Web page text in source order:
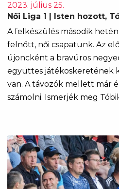
2023. július 25.
Női Liga 1 | Isten hozott,
​​​​​​​A felkészülés második
felnőtt, női csapatunk. Az
újoncként a bravúros
együttes játékoskeretének
van. A távozók mellett már
számolni. Ismerjék meg